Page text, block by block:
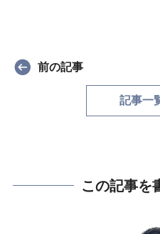
前の記事
記事一
この記事を